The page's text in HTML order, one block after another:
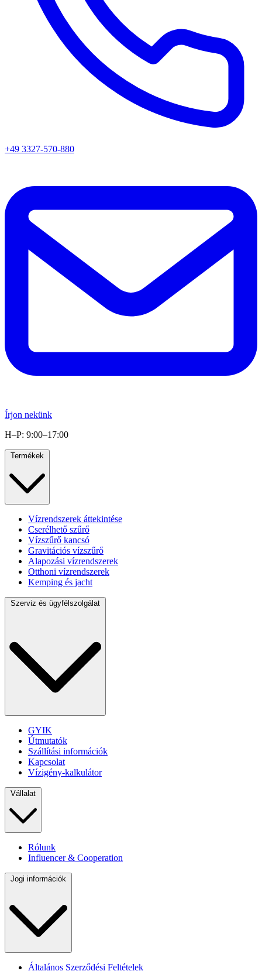
+49 3327-570-880
Írjon nekünk
H–P: 9:00–17:00
Termékek
Vízrendszerek áttekintése
Cserélhető szűrő
Vízszűrő kancsó
Gravitációs vízszűrő
Alapozási vízrendszerek
Otthoni vízrendszerek
Kemping és jacht
Szerviz és ügyfélszolgálat
GYIK
Útmutatók
Szállítási információk
Kapcsolat
Vízigény-kalkulátor
Vállalat
Rólunk
Influencer & Cooperation
Jogi információk
Általános Szerződési Feltételek